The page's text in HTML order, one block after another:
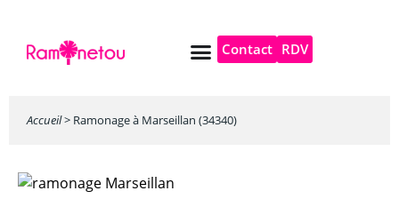
Contact RDV
Accueil> Ramonage à Marseillan (34340)